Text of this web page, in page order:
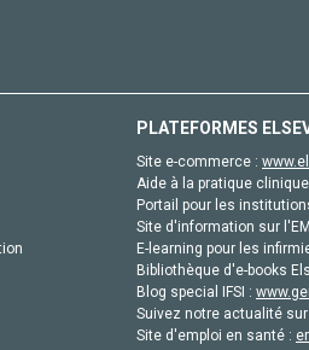
PLATEFORMES
Site e-commerce :
Aide à la pratique
Portail pour les
Site d'information sur
E-learning pour les
Bibliothèque d'e-books
Blog special IFSI :
Suivez notre actualité
Site d'emploi en santé :